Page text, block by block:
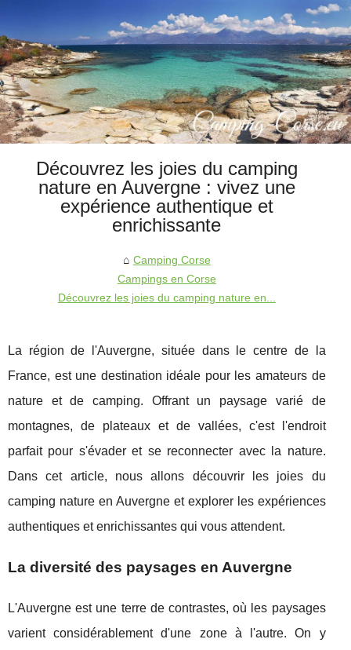
Découvrez les joies du camping
nature en Auvergne : vivez une
expérience authentique et
enrichissante
Camping Corse
Campings en Corse
Découvrez les joies du camping nature en...
La région de l'Auvergne, située dans le centre de la
France, est une destination idéale pour les amateurs de
nature et de camping. Offrant un paysage varié de
montagnes, de plateaux et de vallées, c'est l'endroit
parfait pour s'évader et se reconnecter avec la nature.
Dans cet article, nous allons découvrir les joies du
camping nature en Auvergne et explorer les expériences
authentiques et enrichissantes qui vous attendent.
La diversité des paysages en Auvergne
L'Auvergne est une terre de contrastes, où les paysages
varient considérablement d'une zone à l'autre. On y